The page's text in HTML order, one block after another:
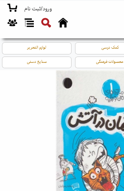
ورود/ثبت نام
کمک درسی لوازم التحریر
محصولات فرهنگی صنایع دستی